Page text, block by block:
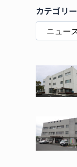
カテゴリー